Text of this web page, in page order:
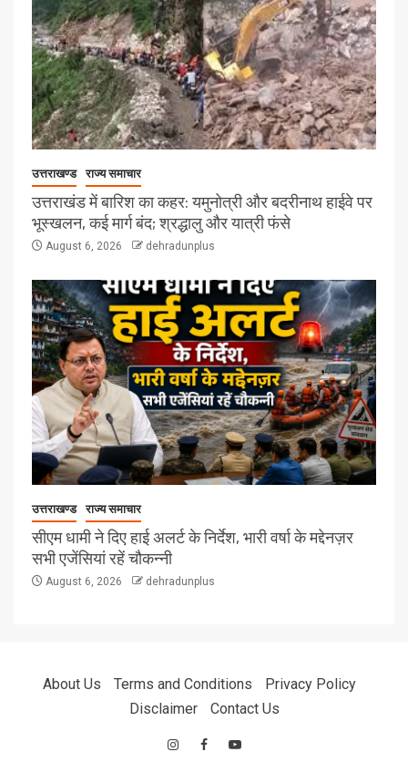
उत्तराखण्ड राज्य समाचार
उत्तराखंड में बारिश का कहर: यमुनोत्री और बदरीनाथ हाईवे पर
भूस्खलन, कई मार्ग बंद; श्रद्धालु और यात्री फंसे
August 6, 2026 dehradunplus
उत्तराखण्ड राज्य समाचार
सीएम धामी ने दिए हाई अलर्ट के निर्देश, भारी वर्षा के मद्देनज़र
सभी एजेंसियां रहें चौकन्नी
August 6, 2026 dehradunplus
About Us Terms and Conditions
Privacy Policy
Disclaimer
Contact Us